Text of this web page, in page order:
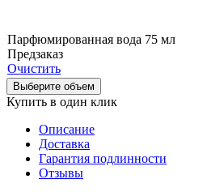
Парфюмированная вода 75 мл
Предзаказ
Очистить
Выберите объем
Купить в один клик
Описание
Доставка
Гарантия подлинности
Отзывы